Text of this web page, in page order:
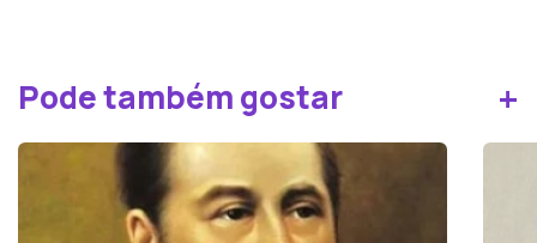
Pode também gostar +